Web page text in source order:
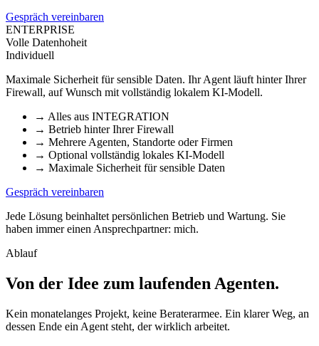
Gespräch vereinbaren
ENTERPRISE
Volle Datenhoheit
Individuell
Maximale Sicherheit für sensible Daten. Ihr Agent läuft hinter Ihrer
Firewall, auf Wunsch mit vollständig lokalem KI-Modell.
→ Alles aus INTEGRATION
→ Betrieb hinter Ihrer Firewall
→ Mehrere Agenten, Standorte oder Firmen
→ Optional vollständig lokales KI-Modell
→ Maximale Sicherheit für sensible Daten
Gespräch vereinbaren
Jede Lösung beinhaltet persönlichen Betrieb und Wartung. Sie
haben immer einen Ansprechpartner: mich.
Ablauf
Von der Idee zum laufenden Agenten.
Kein monatelanges Projekt, keine Beraterarmee. Ein klarer Weg, an
dessen Ende ein Agent steht, der wirklich arbeitet.